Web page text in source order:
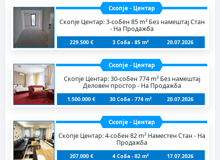
Скопје - Центар
Скопје Центар: 3-собен 85 m² Без намештај Стан
- На Продажба
229.500 € 3 Соба - 85 m² 20.07.2026
Скопје - Центар
Скопје Центар: 30-собен 774 m² Без намештај
Деловен простор - На Продажба
1.500.000 € 30 Соба - 774 m² 20.07.2026
Скопје - Центар
Скопје Центар: 4-собен 82 m² Наместен Стан - На
Продажба
207.000 € 4 Соба - 82 m² 17.07.2026